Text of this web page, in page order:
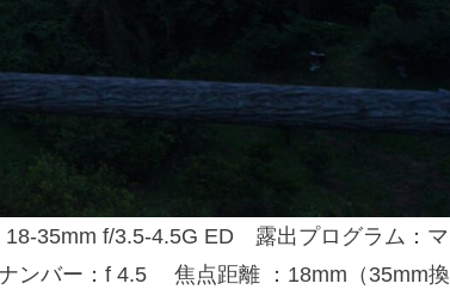
35mm f/3.5-4.5G ED 露出プログラム：マ
バー：f 4.5 焦点距離 ：18mm（35mm換